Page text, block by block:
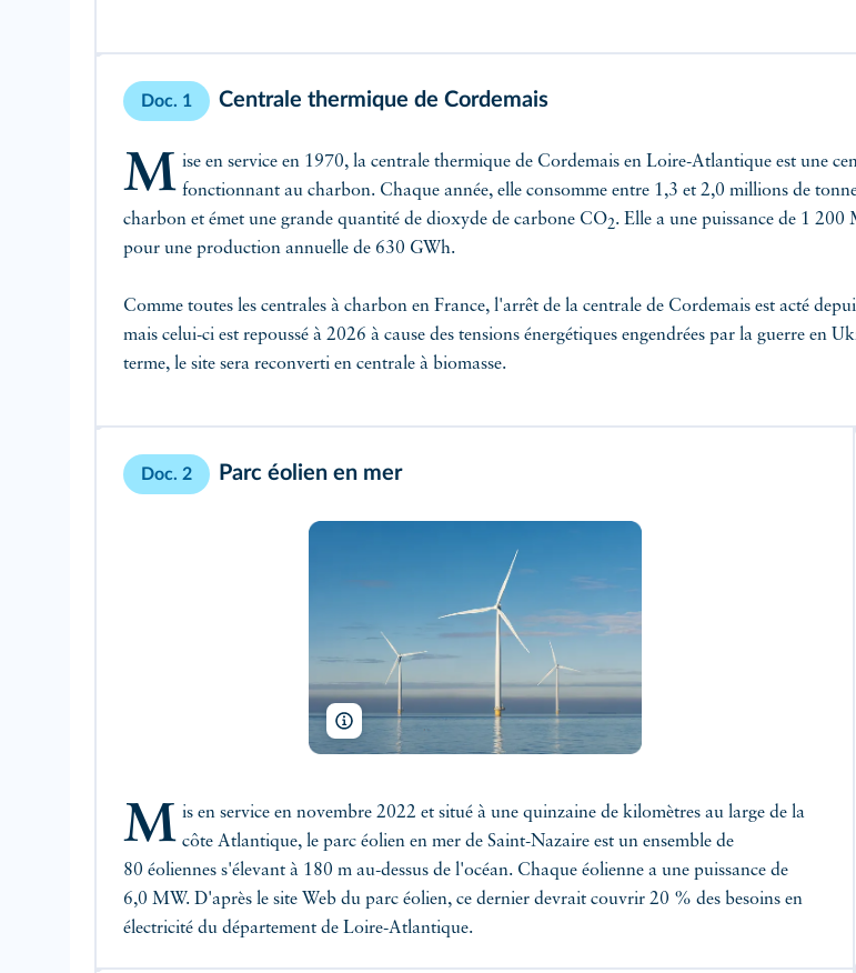
Doc. 1 Centrale thermique de Cordemais
M ise en service en 1970, la centrale thermique de Cordemais en Loire-Atlantique est une
fonctionnant au charbon. Chaque année, elle consomme entre 1,3 et 2,0 millions de
charbon et émet une grande quantité de dioxyde de carbone CO2. Elle a une puissance de 1 200
pour une production annuelle de 630 GWh.
Comme toutes les centrales à charbon en France, l'arrêt de la centrale de Cordemais est acté
mais celui-ci est repoussé à 2026 à cause des tensions énergétiques engendrées par la guerre en
terme, le site sera reconverti en centrale à biomasse.
Doc. 2 Parc éolien en mer
fokke baarssen/ Shutterstock
M is en service en novembre 2022 et situé à une quinzaine de kilomètres au large de la
côte Atlantique, le parc éolien en mer de Saint-Nazaire est un ensemble de
80 éoliennes s'élevant à 180 m au-dessus de l'océan. Chaque éolienne a une puissance de
6,0 MW. D'après le site Web du parc éolien, ce dernier devrait couvrir 20 % des besoins en
électricité du département de Loire-Atlantique.